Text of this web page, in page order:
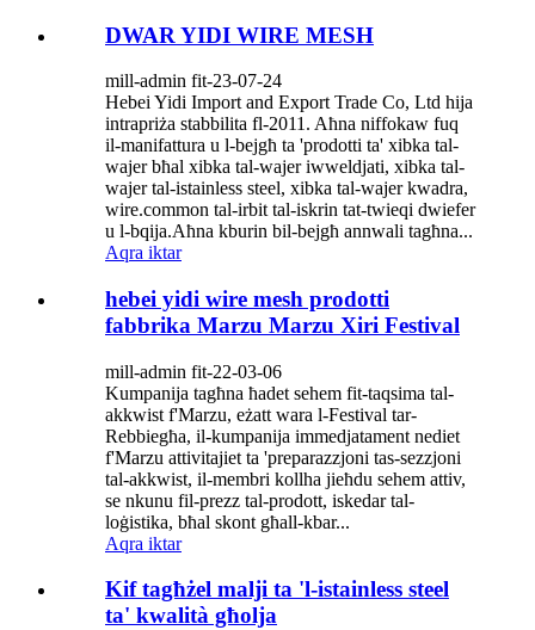
DWAR YIDI WIRE MESH
mill-admin fit-23-07-24
Hebei Yidi Import and Export Trade Co, Ltd hija
intrapriża stabbilita fl-2011. Aħna niffokaw fuq
il-manifattura u l-bejgħ ta 'prodotti ta' xibka tal-
wajer bħal xibka tal-wajer iwweldjati, xibka tal-
wajer tal-istainless steel, xibka tal-wajer kwadra,
wire.common tal-irbit tal-iskrin tat-twieqi dwiefer
u l-bqija.Aħna kburin bil-bejgħ annwali tagħna...
Aqra iktar
hebei yidi wire mesh prodotti
fabbrika Marzu Marzu Xiri Festival
mill-admin fit-22-03-06
Kumpanija tagħna ħadet sehem fit-taqsima tal-
akkwist f'Marzu, eżatt wara l-Festival tar-
Rebbiegħa, il-kumpanija immedjatament nediet
f'Marzu attivitajiet ta 'preparazzjoni tas-sezzjoni
tal-akkwist, il-membri kollha jieħdu sehem attiv,
se nkunu fil-prezz tal-prodott, iskedar tal-
loġistika, bħal skont għall-kbar...
Aqra iktar
Kif tagħżel malji ta 'l-istainless steel
ta' kwalità għolja